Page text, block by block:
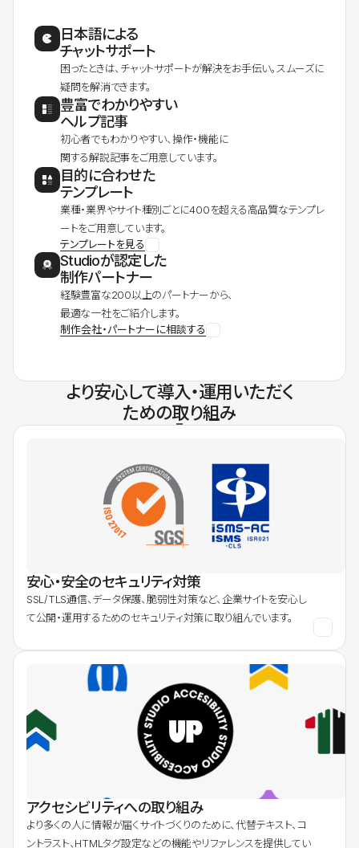
日本語による
チャットサポート
困ったときは、チャットサポートが解決をお手伝い。スムーズに
疑問を解消できます。
豊富でわかりやすい
ヘルプ記事
初心者でもわかりやすい、操作・機能に
関する解説記事をご用意しています。
目的に合わせた
テンプレート
業種・業界やサイト種別ごとに400を超える高品質なテンプレ
ートをご用意しています。
テンプレートを見る
Studioが認定した
制作パートナー
経験豊富な200以上のパートナーから、
最適な一社をご紹介します。
制作会社・パートナーに相談する
より安心して導入・運用いただく
ための取り組み
安心・安全のセキュリティ対策
SSL/TLS通信、データ保護、脆弱性対策など、企業サイトを安心し
て公開・運用するためのセキュリティ対策に取り組んでいます。
アクセシビリティへの取り組み
より多くの人に情報が届くサイトづくりのために、代替テキスト、コ
ントラスト、HTMLタグ設定などの機能やリファレンスを提供してい